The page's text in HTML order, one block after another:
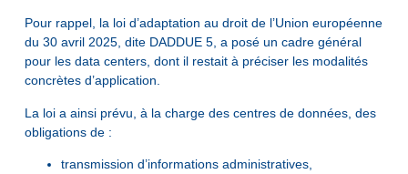
Pour rappel, la loi d’adaptation au droit de l’Union européenne
du 30 avril 2025, dite DADDUE 5, a posé un cadre général
pour les data centers, dont il restait à préciser les modalités
concrètes d’application.
La loi a ainsi prévu, à la charge des centres de données, des
obligations de :
transmission d’informations administratives,